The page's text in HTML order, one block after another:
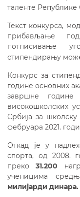
таленте Републике
Текст конкурса,
прибављање
потписивање
стипендирању
Конкурс за
године основних
завршне године
високошколских
Србија за
фебруара 2021.
Откад је у
спорта, од 2008.
преко31.200
ученицима
милијарди динара.